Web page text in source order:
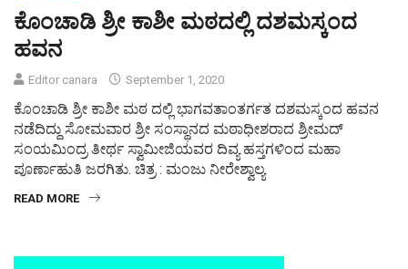
ಕೊಂಚಾಡಿ ಶ್ರೀ ಕಾಶೀ ಮಠದಲ್ಲಿ ದಶಮಸ್ಕಂದ
ಹವನ
Editor canara September 1, 2020
ಕೊಂಚಾಡಿ ಶ್ರೀ ಕಾಶೀ ಮಠ ದಲ್ಲಿ ಭಾಗವತಾಂತರ್ಗತ ದಶಮಸ್ಕಂದ ಹವನ
ನಡೆದಿದ್ದು ಸೋಮವಾರ ಶ್ರೀ ಸಂಸ್ಥಾನದ ಮಠಾಧೀಶರಾದ ಶ್ರೀಮದ್
ಸಂಯಮಿಂದ್ರ ತೀರ್ಥ ಸ್ವಾಮೀಜಿಯವರ ದಿವ್ಯ ಹಸ್ತಗಳಿಂದ ಮಹಾ
ಪೂರ್ಣಾಹುತಿ ಜರಗಿತು. ಚಿತ್ರ : ಮಂಜು ನೀರೇಶ್ವಾಲ್ಯ
READ MORE